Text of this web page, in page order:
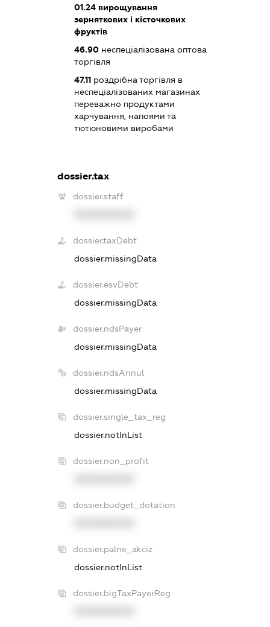
01.24вирощування
зерняткових і кісточкових
фруктів
46.90неспеціалізована оптова
торгівля
47.11роздрібна торгівля в
неспеціалізованих магазинах
переважно продуктами
харчування, напоями та
тютюновими виробами
dossier.tax
dossier.staff
dossier.taxDebt
dossier.missingData
dossier.esvDebt
dossier.missingData
dossier.ndsPayer
dossier.missingData
dossier.ndsAnnul
dossier.missingData
dossier.single_tax_reg
dossier.notInList
dossier.non_profit
dossier.budget_dotation
dossier.palne_akciz
dossier.notInList
dossier.bigTaxPayerReg